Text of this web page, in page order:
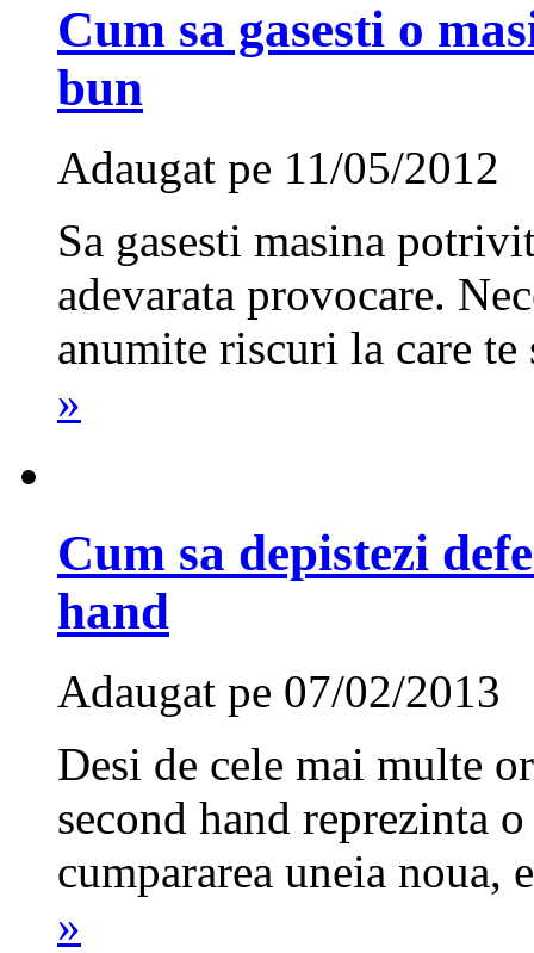
Cum sa gasesti o
bun
Adaugat pe 11/05/2012
Sa gasesti masina
adevarata provocare.
anumite riscuri la care
»
Cum sa depistezi
hand
Adaugat pe 07/02/2013
Desi de cele mai multe
second hand reprezinta
cumpararea uneia noua,
»